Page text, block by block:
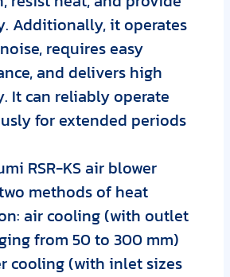
Additionally, it operates
requires easy
and delivers high
It can reliably operate
for extended periods
RSR-KS air blower
methods of heat
air cooling (with outlet
from 50 to 300 mm)
cooling (with inlet sizes